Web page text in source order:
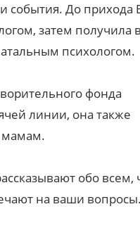
события. До прихода
затем получила
психологом.
фонда
линии, она также
мамам.
обо всем,
на ваши вопросы.